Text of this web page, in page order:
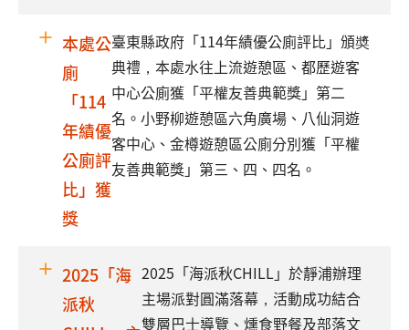
本處公
廁
「114
年績優
公廁評
比」獲
獎
臺東縣政府「114年績優公廁評比」頒奬
典禮，本處水往上流遊憩區、都歷遊客
中心公廁獲「平權友善典範獎」第二
名。小野柳遊憩區六角廣場、八仙洞遊
客中心、金樽遊憩區公廁分別獲「平權
友善典範獎」第三、四、四名。
2025「海
派秋
2025「海派秋CHILL」於靜浦辦理
主場派對圓滿落幕，活動成功結合
雙層巴士導覽、燻食野餐及部落文